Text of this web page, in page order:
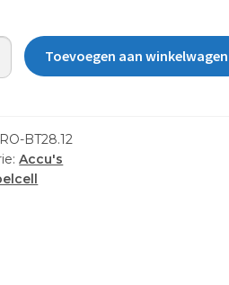
Toevoegen aan winkelwagen
BT28.12
Accu's